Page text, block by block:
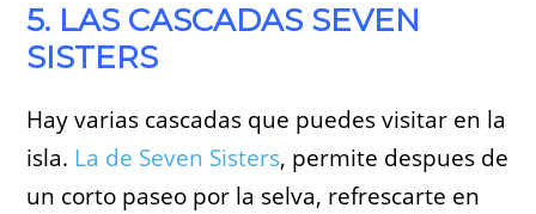
5. LAS CASCADAS SEVEN
SISTERS
Hay varias cascadas que puedes visitar en la
isla. La de Seven Sisters, permite despues de
un corto paseo por la selva, refrescarte en